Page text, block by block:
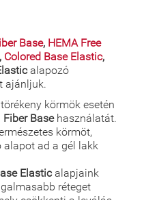
Base, HEMA Free
, Colored Base Elastic,
alapozó
ajánljuk.
körmök esetén
Fiber Basehasználatát.
körmöt,
alapot ad a gél lakk
Elasticalapjaink
réteget